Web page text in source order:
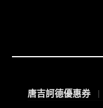
唐吉訶德優惠券